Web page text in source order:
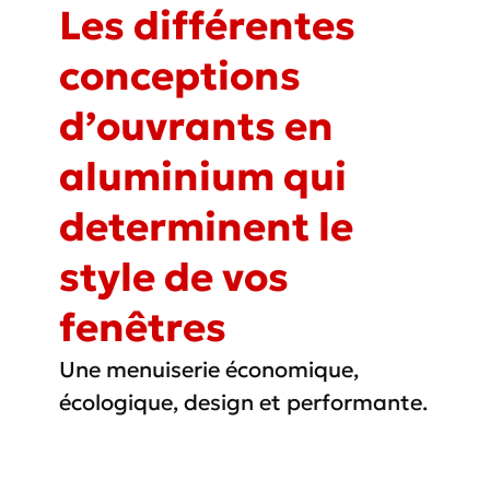
Les différentes
conceptions
d’ouvrants en
aluminium qui
determinent le
style de vos
fenêtres
Une menuiserie économique,
écologique, design et performante.